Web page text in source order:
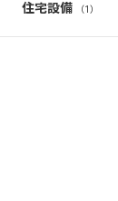
住宅設備 （1）